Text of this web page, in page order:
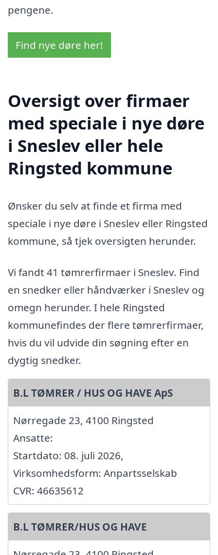
pengene.
Find nye døre her!
Oversigt over firmaer
med speciale i nye døre
i Sneslev eller hele
Ringsted kommune
Ønsker du selv at finde et firma med
speciale i nye døre i Sneslev eller Ringsted
kommune, så tjek oversigten herunder.
Vi fandt 41 tømrerfirmaer i Sneslev. Find
en snedker eller håndværker i Sneslev og
omegn herunder. I hele Ringsted
kommunefindes der flere tømrerfirmaer,
hvis du vil udvide din søgning efter en
dygtig snedker.
B.L TØMRER / HUS OG HAVE ApS
Nørregade 23, 4100 Ringsted
Ansatte:
Startdato: 08. juli 2026,
Virksomhedsform: Anpartsselskab
CVR: 46635612
B.L TØMRER/HUS OG HAVE